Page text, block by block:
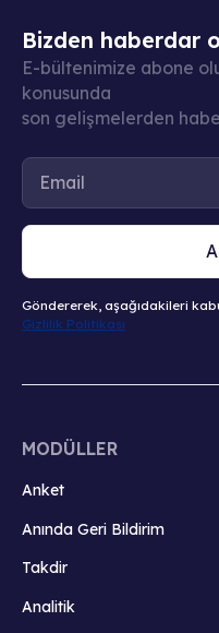
Bizden haberdar
E-bültenimize abone
konusunda
son gelişmelerden
Göndererek, aşağıdakileri
Gizlilik Politikası
MODÜLLER
Anket
Anında Geri Bildirim
Takdir
Analitik